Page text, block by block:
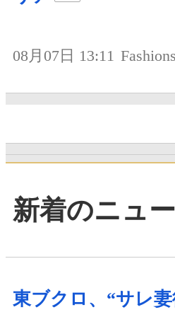
08月07日 13:11
新着のニュ
東ブクロ、“サレ